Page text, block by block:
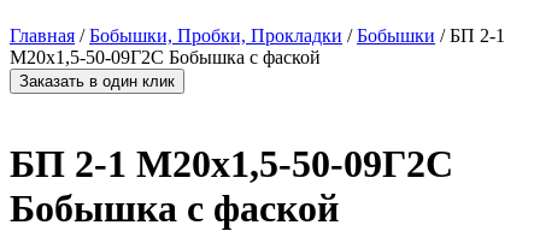
Главная /Бобышки, Пробки, Прокладки /Бобышки / БП 2-1
М20х1,5-50-09Г2С Бобышка с фаской
Заказать в один клик
БП 2-1 М20х1,5-50-09Г2С
Бобышка с фаской